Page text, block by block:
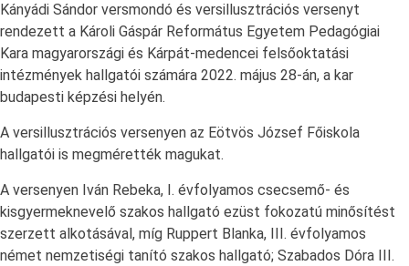
Kányádi Sándor versmondó és versillusztrációs versenyt
rendezett a Károli Gáspár Református Egyetem Pedagógiai
Kara magyarországi és Kárpát-medencei felsőoktatási
intézmények hallgatói számára 2022. május 28-án, a kar
budapesti képzési helyén.
A versillusztrációs versenyen az Eötvös József Főiskola
hallgatói is megmérették magukat.
A versenyen Iván Rebeka, I. évfolyamos csecsemő- és
kisgyermeknevelő szakos hallgató ezüst fokozatú minősítést
szerzett alkotásával, míg Ruppert Blanka, III. évfolyamos
német nemzetiségi tanító szakos hallgató; Szabados Dóra III.